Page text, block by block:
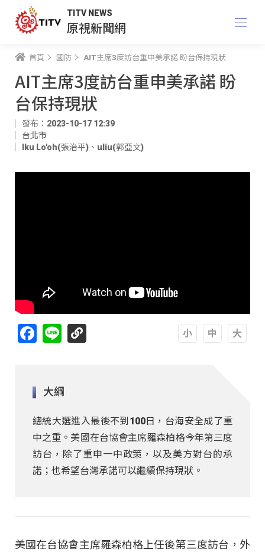
TITV NEWS
原視新聞網
首頁 國防 AIT主席3度訪台重申美承諾 盼台保持現狀
AIT主席3度訪台重申美承諾 盼
台保持現狀
發布：2023-10-17 12:39
台北市
Iku Lo'oh(張治平) 、 uliu(郭亞文)
Facebook
Line
大綱
總統大選進入最後不到100日，台海安全成了重
中之重。美國在台協會主席羅森柏格今年第三度
訪台，除了重申一中政策，以及美方對台的承
諾；也希望台灣承諾可以繼續保持現狀。
美國在台協會主席羅森柏格上任後第三度訪台，外